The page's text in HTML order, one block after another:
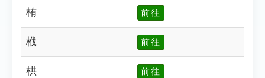
栯 前往
栰 前往
栱 前往